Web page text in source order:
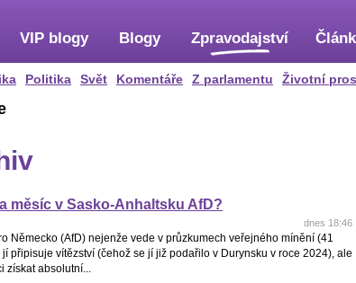
Politika Svět Komentáře Z parlamentu Životní
VIP blogy Blogy Zpravodajství
měsíc v Sasko-Anhaltsku AfD?
dnes 18:46
Německo (AfD) nejenže vede v průzkumech veřejného mínění (41
jí připisuje vítězství (čehož se jí již podařilo v Durynsku v roce 2024), ale
získat absolutní...